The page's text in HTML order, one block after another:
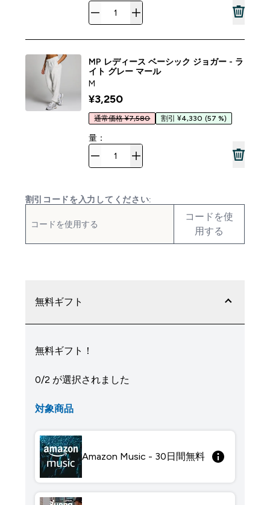
MP レディース ベーシック ジョガー - ラ
イト グレー マール
M
¥3,250‎
通常価格 ¥7,580 割引 ¥4,330 (57 %)
量：
割引コードを入力してください:
コードを使
用する
無料ギフト
無料ギフト！
0/2 が選択されました
対象商品
Amazon Music - 30日間無料